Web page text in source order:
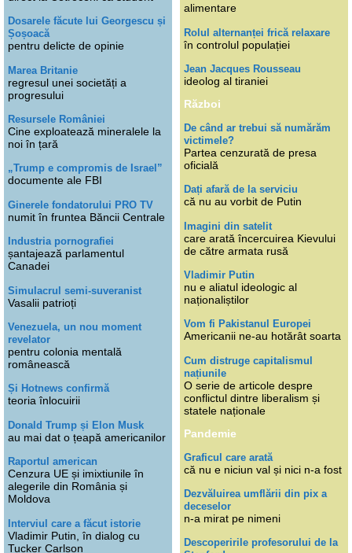
Dosarele făcute lui Georgescu și
Șoșoacă
pentru delicte de opinie
Marea Britanie
regresul unei societăți a
progresului
Resursele României
Cine exploatează mineralele la
noi în țară
„Trump e compromis de Israel”
documente ale FBI
Ginerele fondatorului PRO TV
numit în fruntea Băncii Centrale
Industria pornografiei
șantajează parlamentul
Canadei
Simulacrul semi-suveranist
Vasalii patrioți
Venezuela, un nou moment
revelator
pentru colonia mentală
românească
Și Hotnews confirmă
teoria înlocuirii
Donald Trump și Elon Musk
au mai dat o țeapă americanilor
Raportul american
Cenzura UE și imixtiunile în
alegerile din România și
Moldova
Interviul care a făcut istorie
Vladimir Putin, în dialog cu
Tucker Carlson
alimentare
Rolul alternanței frică relaxare
în controlul populației
Jean Jacques Rousseau
ideolog al tiraniei
Război
De când ar trebui să numărăm
victimele?
Partea cenzurată de presa
oficială
Dați afară de la serviciu
că nu au vorbit de Putin
Imagini din satelit
care arată încercuirea Kievului
de către armata rusă
Vladimir Putin
nu e aliatul ideologic al
naționaliștilor
Vom fi Pakistanul Europei
Americanii ne-au hotărât soarta
Cum distruge capitalismul
națiunile
O serie de articole despre
conflictul dintre liberalism și
statele naționale
Pandemie
Graficul care arată
că nu e niciun val și nici n-a fost
Dezvăluirea umflării din pix a
deceselor
n-a mirat pe nimeni
Descoperirile profesorului de la